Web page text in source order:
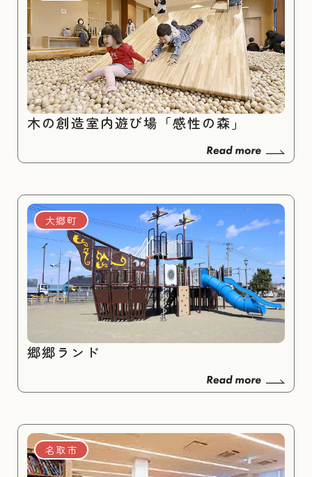
木の創造室内遊び場「感性の森」
大郷町
郷郷ランド
名取市